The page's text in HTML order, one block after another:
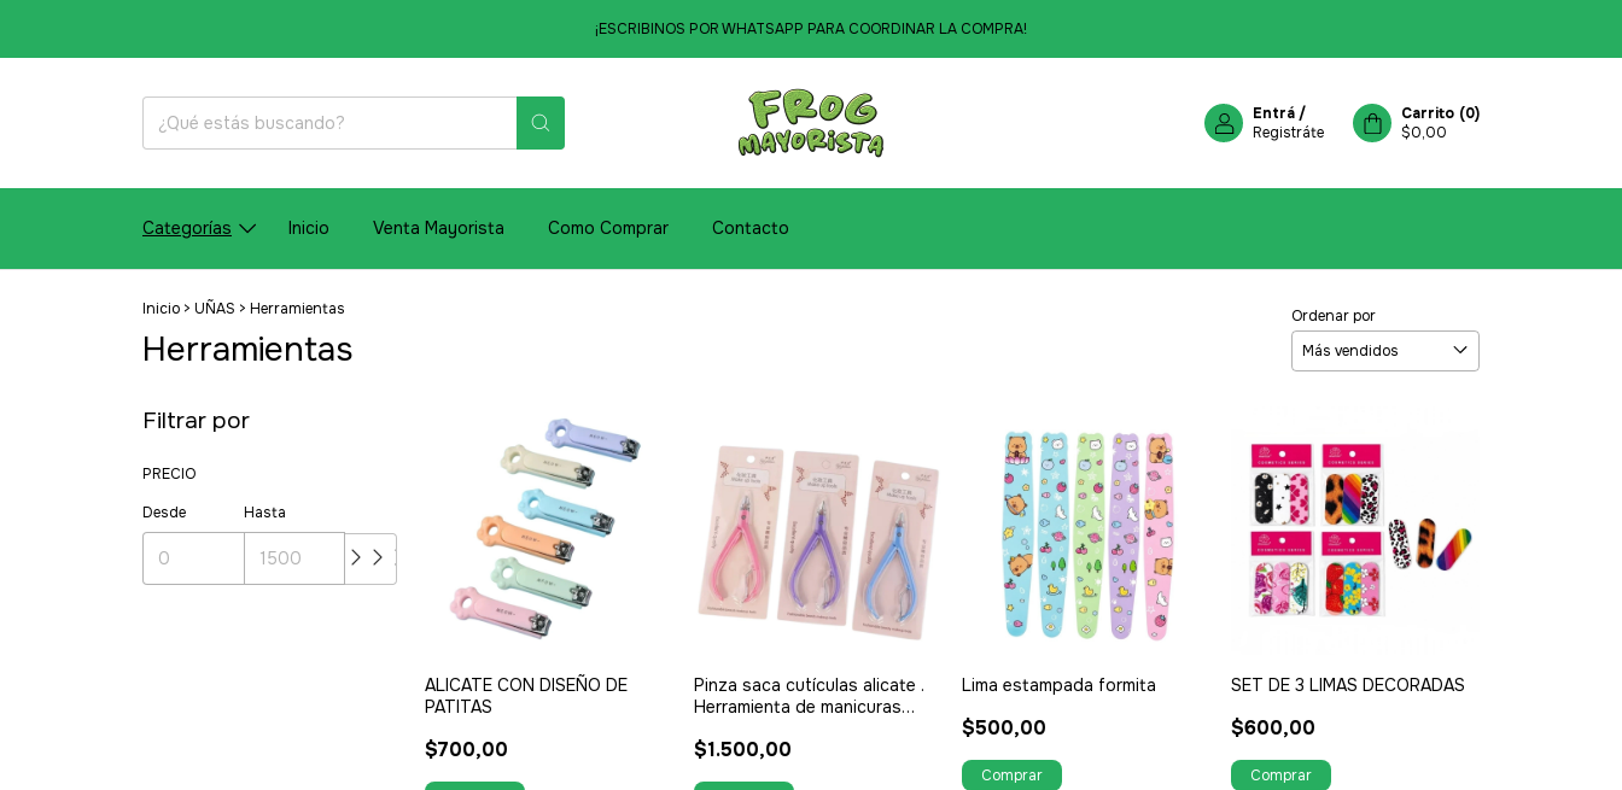
¡ESCRIBINOS POR WHATSAPP PARA COORDINAR LA COMPRA!
Entrá /
Registráte
Carrito (0)
$0,00
Categorías Inicio Venta Mayorista Como Comprar Contacto
Inicio > UÑAS > Herramientas
Herramientas
Ordenar por
Filtrar por
PRECIO
Desde
Hasta
ALICATE CON DISEÑO DE
PATITAS
$700,00
Pinza saca cutículas alicate .
Herramienta de manicuras
$1.500,00
Lima estampada formita
$500,00
SET DE 3 LIMAS DECORADAS
$600,00